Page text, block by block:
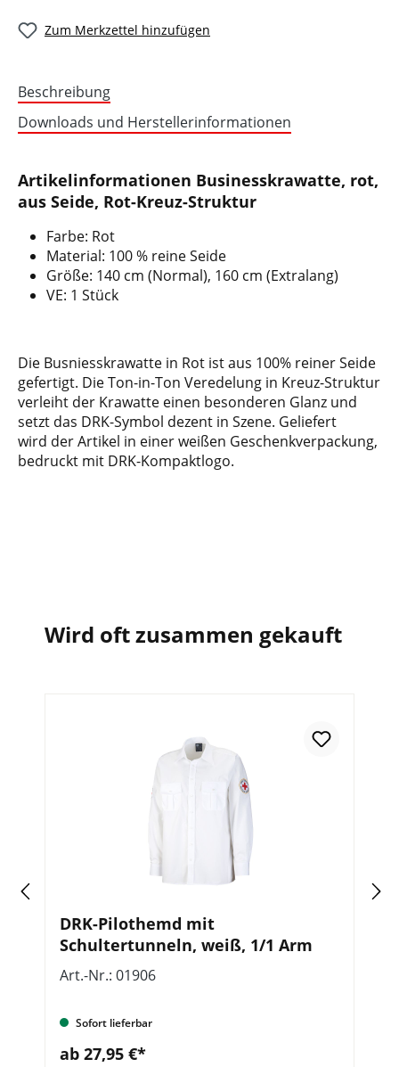
Zum Merkzettel hinzufügen
Beschreibung
Downloads und Herstellerinformationen
Artikelinformationen Businesskrawatte, rot,
aus Seide, Rot-Kreuz-Struktur
Farbe: Rot
Material: 100 % reine Seide
Größe: 140 cm (Normal), 160 cm (Extralang)
VE: 1 Stück
Die Busniesskrawatte in Rot ist aus 100% reiner Seide
gefertigt. Die Ton-in-Ton Veredelung in Kreuz-Struktur
verleiht der Krawatte einen besonderen Glanz und
setzt das DRK-Symbol dezent in Szene. Geliefert
wird der Artikel in einer weißen Geschenkverpackung,
bedruckt mit DRK-Kompaktlogo.
Wird oft zusammen gekauft
DRK-Pilothemd mit
Schultertunneln, weiß, 1/1 Arm
Art.-Nr.: 01906
Sofort lieferbar
ab 27,95 €*